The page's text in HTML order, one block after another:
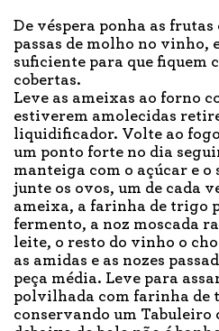
De véspera ponha as
passas de molho no vinho,
suficiente para que fiquem
cobertas.
Leve as ameixas ao forno
estiverem amolecidas
liquidificador. Volte ao
um ponto forte no dia
manteiga com o açúcar e o
junte os ovos, um de cada
ameixa, a farinha de trigo
fermento, a noz moscada
leite, o resto do vinho o
as amidas e as nozes
peça média. Leve para
polvilhada com farinha de
conservando um Tabuleiro